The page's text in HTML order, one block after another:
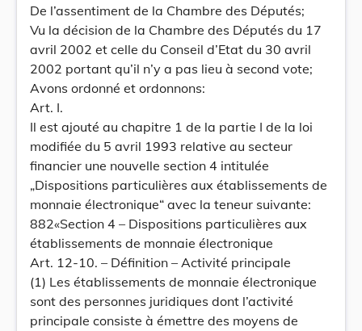
De l’assentiment de la Chambre des Députés;
Vu la décision de la Chambre des Députés du 17
avril 2002 et celle du Conseil d’Etat du 30 avril
2002 portant qu’il n’y a pas lieu à second vote;
Avons ordonné et ordonnons:
Art. I.
Il est ajouté au chapitre 1 de la partie I de la loi
modifiée du 5 avril 1993 relative au secteur
financier une nouvelle section 4 intitulée
„Dispositions particulières aux établissements de
monnaie électronique“ avec la teneur suivante:
882«Section 4 – Dispositions particulières aux
établissements de monnaie électronique
Art. 12-10. – Définition – Activité principale
(1) Les établissements de monnaie électronique
sont des personnes juridiques dont l’activité
principale consiste à émettre des moyens de